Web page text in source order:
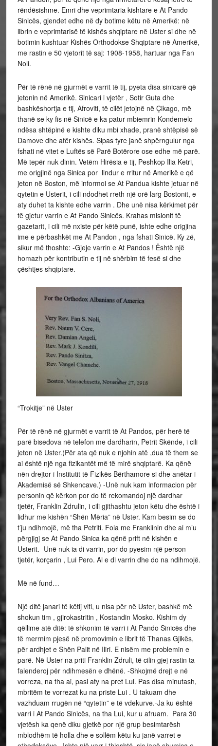
rëndësishme. Emri dhe veprimtaria kishtare e At Pando
Sinicës, gjendet edhe në dy botime këtu në Amerikë: në
librin e veprimtarisë të kishës shqiptare në Uster si dhe në
botimin kushtuar Kishës Orthodokse Shqiptare në Amerikë,
me rastin e 50 vjetorit të saj: 1908-1958, hartuar nga Fan
Noli.
Për të rënë në gjurmët e varrit të tij, pyeta disa sinicarë që
jetonin në Amerikë. Sinicari i vjetër , Sotir Guta dhe
bashkëshortja e tij, Afroviti, të cilët jetojnë në Çikago, më
thanë se ky fis në Sinicë e ka patur mbiemrin Kondemelo
ndësa shtëpinë e kishte diku mbi xhade, pranë shtëpisë së
Damove dhe afër kishës. Sipas tyre janë shpërngulur nga
fshati në vitet e Luftës së Parë Botërore ose edhe më parë.
Më tepër nuk dinin. Vetëm Hirësia e tij, Peshkop Ilia Ketri,
me origjinë nga Sinica por lindur e rritur në Amerikë e që
jeton në Boston, më informoi se At Pandua kishte jetuar në
qytetin e Usterit, i cili ndodhet rreth një orë larg Bostonit, e
aty duhet ta kishte edhe varrin . Dhe unë nisa kërkimet për
të gjetur varrin e At Pando Sinicës. Krahas misionit të
gazetarit, i cili më nxiste për këtë punë, ishte edhe origjina
ime e përbashkët me At Pandon , nga fshati Sinicë. Ky zë,
sikur më thoshte: -Gjeje varrin e At Pandos ! Është një
homazh për kontributin e tij në shërbim të fesë si dhe
çështjes shqiptare.
“Trokitje” në Uster
Për të rënë në gjurmët e varrit të At Pandos, për herë të
parë bisedova në telefon me dardharin, Petrit Skënde, i cili
jeton në Uster.(Për ata që nuk e njohin atë ,dua të them se
ai është një nga fizikantët më të mirë shqiptarë. Ka qënë
nën drejtor i Institutit të Fizikës Bërthamore si dhe anëtar i
Akademisë së Shkencave.) -Unë nuk kam informacion për
personin që kërkon por do të rekomandoj një dardhar
tjetër, Franklin Zdrulin, i cili gjithashtu jeton këtu dhe është i
lidhur me kishën “Shën Mëria” në Uster. Kam besim se do
t’ju ndihmojë, më tha Petriti. Fola me Franklinin dhe ai m’u
përgjigj se At Pando Sinica ka qënë prift në kishën e
Usterit.- Unë nuk ia di varrin, por do pyesim një person
tjetër, korçarin , Lui Pero. Ai e di varrin dhe do na ndihmojë.
Më në fund…
Një ditë janari të këtij viti, u nisa për në Uster, bashkë më
shokun tim , gjirokastritin , Kostandin Mosko. Kishim dy
qëllime atë ditë: të shkonim të varri i At Pando Sinicës dhe
të merrnim pjesë në promovimin e librit të Thanas Gjikës,
për ardhjet e Shën Palit në Iliri. E nisëm me problemin e
parë. Në Uster na priti Franklin Zdruli, të cilin gjej rastin ta
falenderoj për ndihmesën e dhënë. -Shkojmë drejt e në
vorreza, na tha ai, pasi aty na pret Lui. Pas disa minutash,
mbritëm te vorrezat ku na priste Lui . U takuam dhe
vazhduam rrugën në “qytetin” e të vdekurve.-Ja ku është
varri i At Pando Sinicës, na tha Lui, kur u afruam. Para 30
vjetësh ka qenë diku gjetkë por një grup besimtarësh
mblodhëm të holla dhe e sollëm këtu ku janë varret e